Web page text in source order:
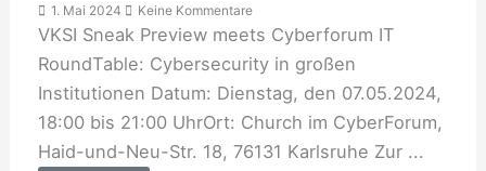
1. Mai 2024 Keine Kommentare
VKSI Sneak Preview meets Cyberforum IT
RoundTable: Cybersecurity in großen
Institutionen Datum: Dienstag, den 07.05.2024,
18:00 bis 21:00 UhrOrt: Church im CyberForum,
Haid-und-Neu-Str. 18, 76131 Karlsruhe Zur ...